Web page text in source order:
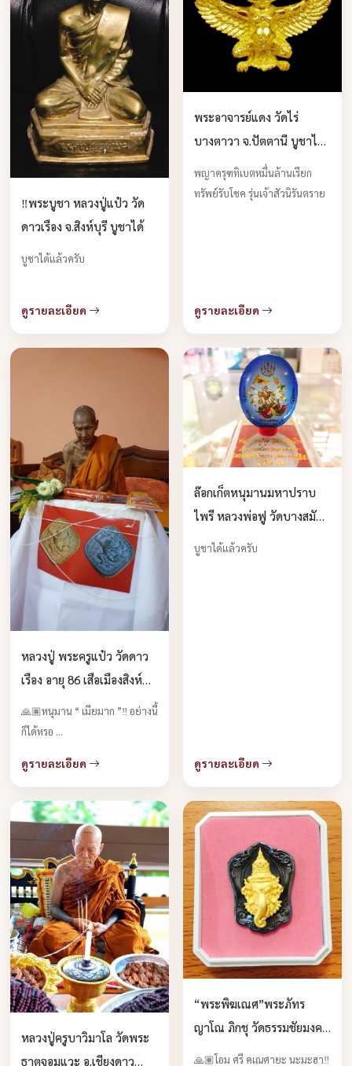
‼️พระบูชา หลวงปู่แป๋ว วัด
ดาวเรือง จ.สิงห์บุรี บูชาได้
บูชาได้แล้วครับ
ดูรายละเอียด
พระอาจารย์แดง วัดไร่
บางตาวา จ.ปัตตานี บูชาได้
พญาครุฑทิเบตหมื่นล้านเรียก
ทรัพย์รับโชค รุ่นเจ้าสัวนิรันตราย
ดูรายละเอียด
หลวงปู่ พระครูแป๋ว วัดดาว
เรือง อายุ 86 เสือเมืองสิงห์
บูชาได้แล้วคับ
🙏🏽หนุมาน “ เมียมาก ”‼️ อย่างนี้
ก็ได้หรอ ...
ดูรายละเอียด
ล๊อกเก็ตหนุมานมหาปราบ
ไพรี หลวงพ่อฟู วัดบางสมัคร
จ.ฉะเชิงเทรา 2559 บูชาได้
บูชาได้แล้วครับ
ดูรายละเอียด
หลวงปู่ครูบาวิมาโล วัดพระ
ธาตุจอมแวะ อ.เชียงดาว
“พระพิฆเณศ”พระภัทร
ญาโณ ภิกชุ วัดธรรมชัยมงคล
จ.เชียงใหม่ บูชาได้แล้วครับ
🙏🏽โอม ศรี คเณศายะ นะมะฮา‼️